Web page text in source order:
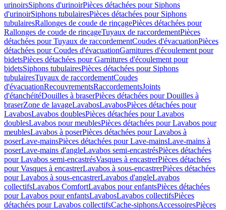
urinoirsSiphons d'urinoirPièces détachées pour Siphons
d'urinoirSiphons tubulairesPièces détachées pour Siphons
tubulairesRallonges de coude de rinçagePièces détachées pour
Rallonges de coude de rinçageTuyaux de raccordementPièces
détachées pour Tuyaux de raccordementCoudes d'évacuationPièces
détachées pour Coudes d'évacuationGarnitures d'écoulement pour
bidetsPièces détachées pour Garnitures d'écoulement pour
bidetsSiphons tubulairesPièces détachées pour Siphons
tubulairesTuyaux de raccordementCoudes
d'évacuationRecouvrementsRaccordementsJoints
d'étanchéitéDouilles à braserPièces détachées pour Douilles à
braserZone de lavageLavabosLavabosPièces détachées pour
LavabosLavabos doublesPièces détachées pour Lavabos
doublesLavabos pour meublesPièces détachées pour Lavabos pour
meublesLavabos à poserPièces détachées pour Lavabos à
poserLave-mainsPièces détachées pour Lave-mainsLave-mains à
poserLave-mains d'angleLavabos semi-encastrésPièces détachées
pour Lavabos semi-encastrésVasques à encastrerPièces détachées
pour Vasques à encastrerLavabos à sous-encastrerPièces détachées
pour Lavabos à sous-encastrerLavabos d'angleLavabos
collectifsLavabos ComfortLavabos pour enfantsPièces détachées
pour Lavabos pour enfantsLavabosLavabos collectifsPièces
détachées pour Lavabos collectifsCache-siphonsAccessoiresPièces